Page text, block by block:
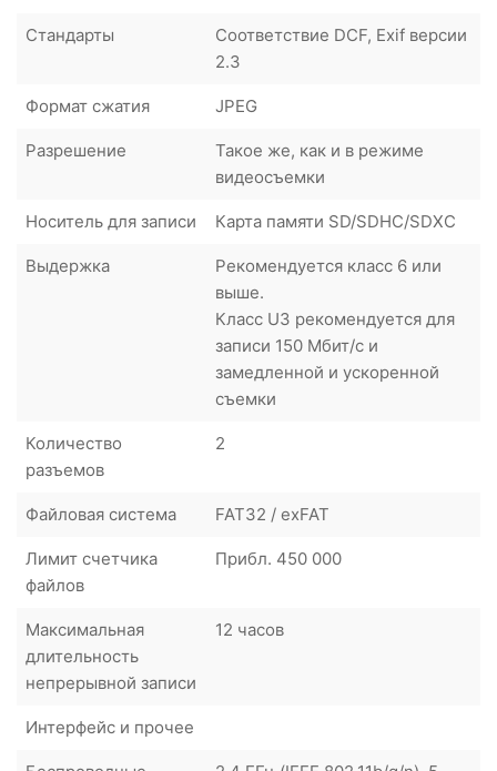
Стандарты
Соответствие DCF, Exif версии
2.3
Формат сжатия JPEG
Разрешение
Такое же, как и в режиме
видеосъемки
Носитель для записи Карта памяти SD/SDHC/SDXC
Выдержка
Рекомендуется класс 6 или
выше.
Класс U3 рекомендуется для
записи 150 Мбит/с и
замедленной и ускоренной
съемки
Количество
разъемов
2
Файловая система FAT32 / exFAT
Лимит счетчика
файлов
Прибл. 450 000
Максимальная
длительность
непрерывной записи
12 часов
Интерфейс и прочее